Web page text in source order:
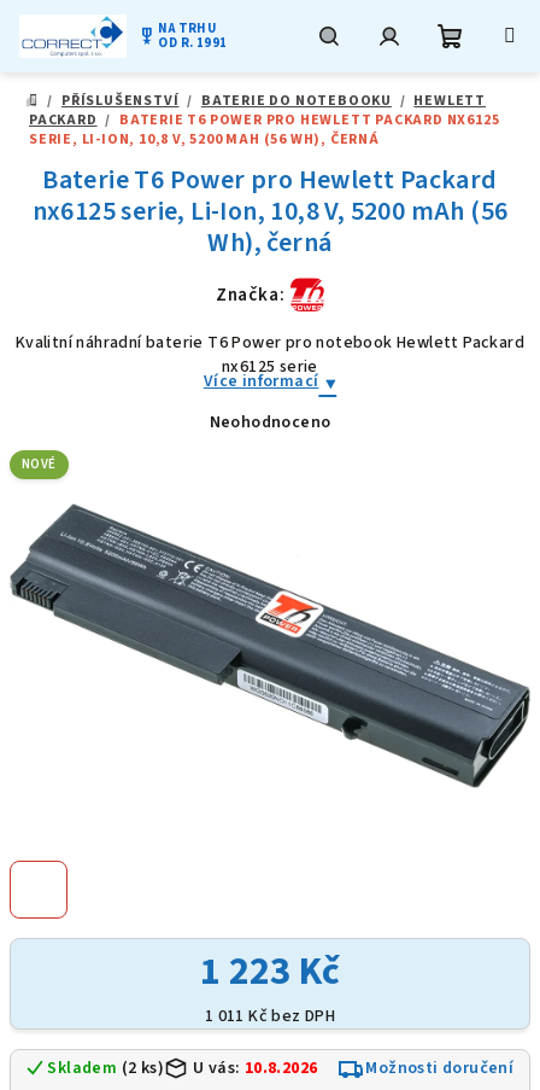
obsah
military_tech NA TRHU
OD R. 1991
DOMŮ
/ PŘÍSLUŠENSTVÍ / BATERIE DO NOTEBOOKU / HEWLETT
PACKARD / BATERIE T6 POWER PRO HEWLETT PACKARD NX6125
SERIE, LI-ION, 10,8 V, 5200 MAH (56 WH), ČERNÁ
1 223 Kč
1 011 Kč bez DPH
Skladem (2 ks) U vás: 10.8.2026
Možnosti doručení
Baterie T6 Power pro Hewlett Packard
nx6125 serie, Li-Ion, 10,8 V, 5200 mAh (56
Wh), černá
Značka:
Kvalitní náhradní baterie T6 Power pro notebook Hewlett Packard
nx6125 serie
Více informací
Průměrné
Neohodnoceno
NOVÉ